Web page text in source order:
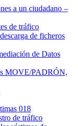
a un ciudadano –
de tráfico
de ficheros
de Datos
MOVE/PADRÓN,
018
de tráfico